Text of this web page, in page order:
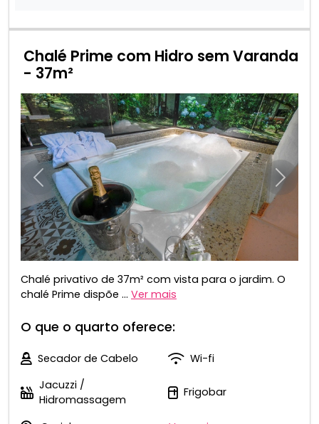
Chalé Prime com Hidro sem Varanda
- 37m²
Anterior
Chalé privativo de 37m² com vista para o jardim. O
chalé Prime dispõe ... Ver mais
O que o quarto oferece:
Secador de Cabelo
Wi-fi
Jacuzzi /
Hidromassagem
Frigobar